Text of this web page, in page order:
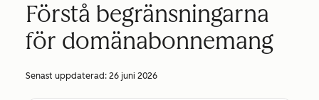
Förstå begränsningarna
för domänabonnemang
Senast uppdaterad: 26 juni 2026